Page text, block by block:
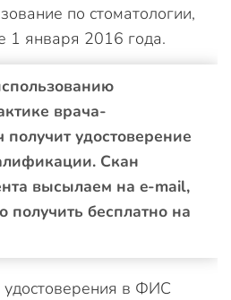
по стоматологии,
1 января 2016 года.
врача-
получит удостоверение
Скан
высылаем на e-mail,
получить бесплатно на
в ФИС